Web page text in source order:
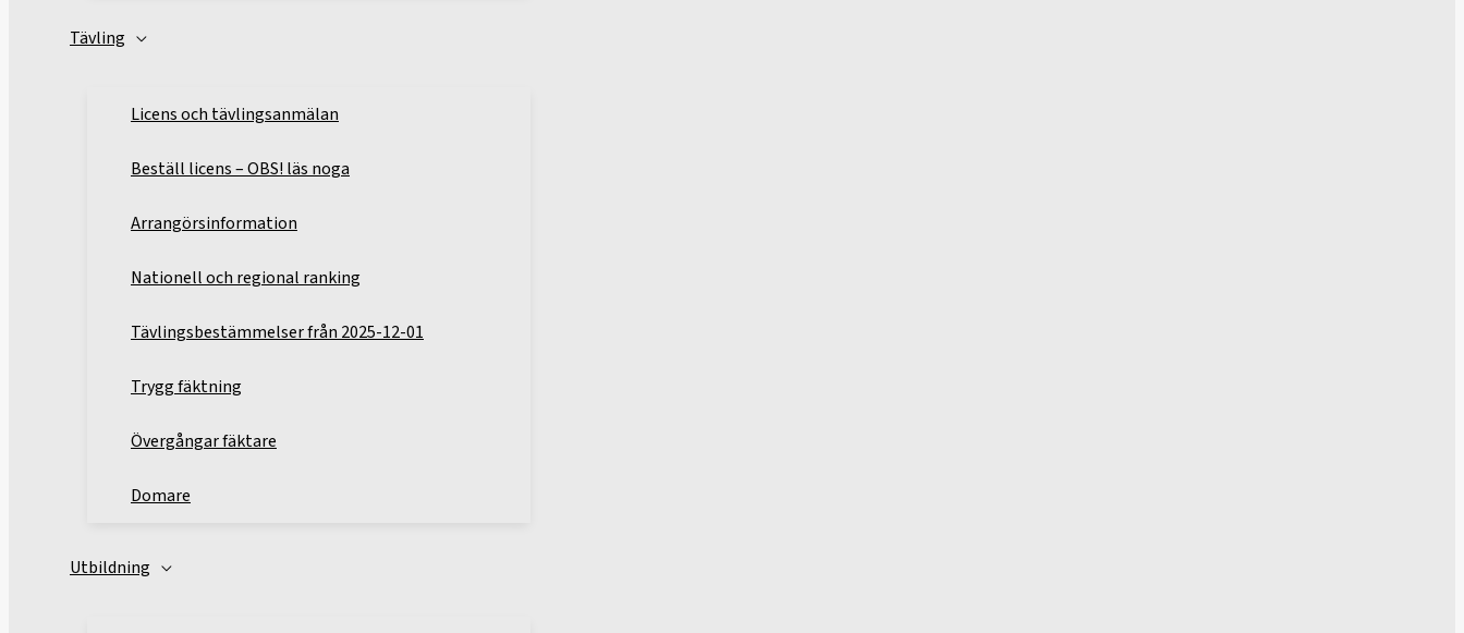
Tävling
Licens och tävlingsanmälan
Beställ licens – OBS! läs noga
Arrangörsinformation
Nationell och regional ranking
Tävlingsbestämmelser från 2025-12-01
Trygg fäktning
Övergångar fäktare
Domare
Utbildning